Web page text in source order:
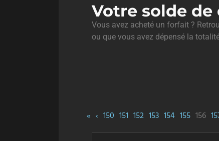
Votre solde de
Vous avez acheté un forfait ?
ou que vous avez dépensé la
« ‹ 150 151 152 153 154 155 156